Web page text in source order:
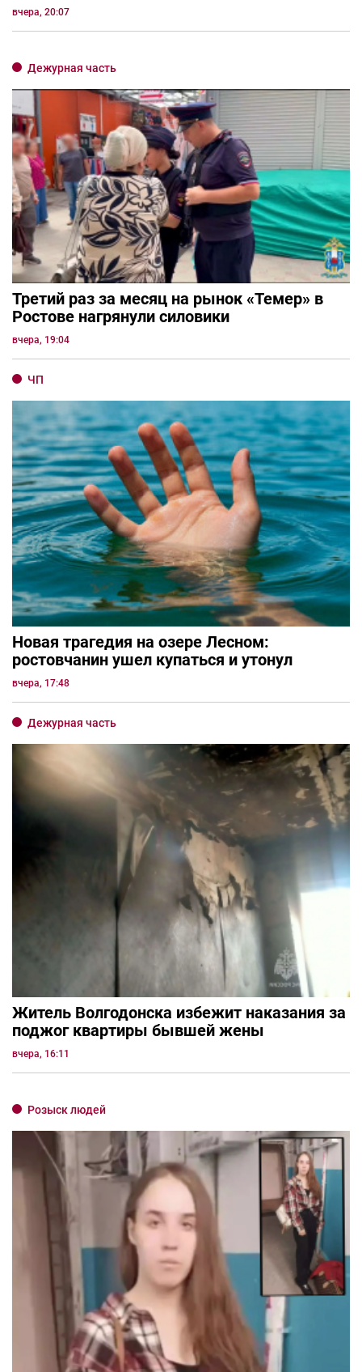
вчера, 20:07
Дежурная часть
Третий раз за месяц на рынок «Темер» в
Ростове нагрянули силовики
вчера, 19:04
ЧП
Новая трагедия на озере Лесном:
ростовчанин ушел купаться и утонул
вчера, 17:48
Дежурная часть
Житель Волгодонска избежит наказания за
поджог квартиры бывшей жены
вчера, 16:11
Розыск людей